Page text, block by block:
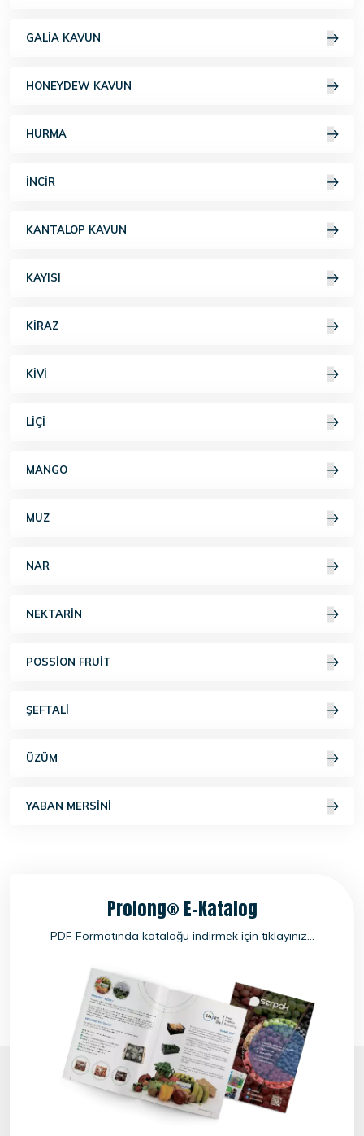
GALIA KAVUN
HONEYDEW KAVUN
HURMA
İNCIR
KANTALOP KAVUN
KAYISI
KIRAZ
KIVI
LIÇI
MANGO
MUZ
NAR
NEKTARIN
POSSION FRUIT
ŞEFTALI
ÜZÜM
YABAN MERSINI
Prolong® E-Katalog
PDF Formatında kataloğu indirmek için tıklayınız...